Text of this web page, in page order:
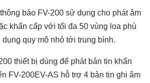
báo FV-200 sử dụng cho phát âm
khẩn cấp với tối đa 50 vùng loa phù
quy mô nhỏ tới trung bình.
thiết bị dùng để phát bản tin khẩn
FV-200EV-AS hỗ trợ 4 bản tin ghi âm